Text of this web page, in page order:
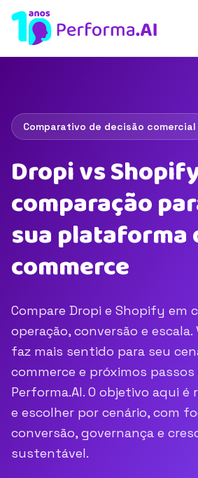
Comparativo de decisão comercial
Dropi vs
comparação
sua plataforma
commerce
Compare Dropi e Shopify em
operação, conversão e escala.
faz mais sentido para seu
commerce e próximos passos
Performa.AI. O objetivo aqui é
e escolher por cenário, com
conversão, governança e
sustentável.